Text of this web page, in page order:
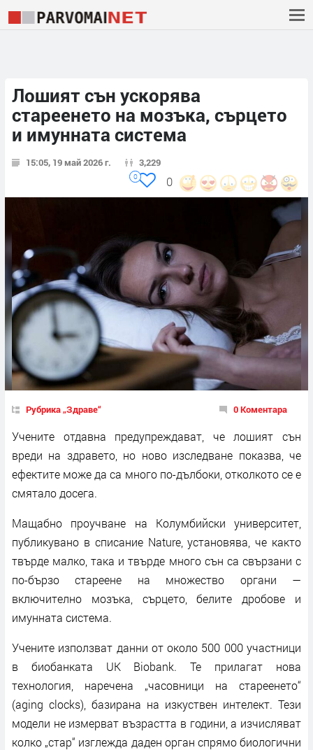
Лошият сън ускорява
стареенето на мозъка, сърцето
и имунната система
15:05, 19 май 2026 г. 3,229
0
0
Рубрика „Здраве“ 0 Коментара
Учените отдавна предупреждават, че лошият сън
вреди на здравето, но ново изследване показва, че
ефектите може да са много по-дълбоки, отколкото се е
смятало досега.
Мащабно проучване на Колумбийски университет,
публикувано в списание Nature, установява, че както
твърде малко, така и твърде много сън са свързани с
по-бързо стареене на множество органи —
включително мозъка, сърцето, белите дробове и
имунната система.
Учените използват данни от около 500 000 участници
в биобанката UK Biobank. Те прилагат нова
технология, наречена „часовници на стареенето“
(aging clocks), базирана на изкуствен интелект. Тези
модели не измерват възрастта в години, а изчисляват
колко „стар“ изглежда даден орган спрямо биологични